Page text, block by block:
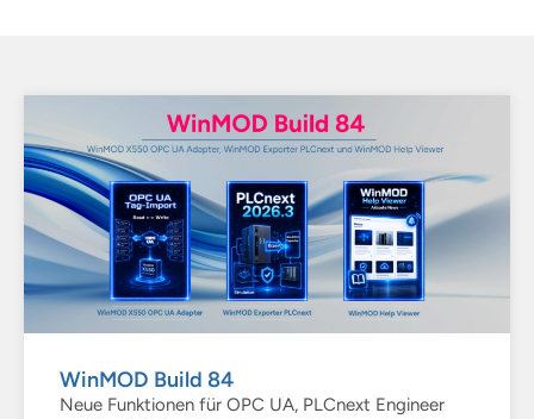
WinMOD Build 84
Neue Funktionen für OPC UA, PLCnext Engineer